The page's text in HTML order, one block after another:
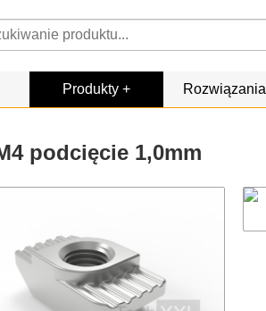
Produkty Rozwiązania
podcięcie 1,0mm